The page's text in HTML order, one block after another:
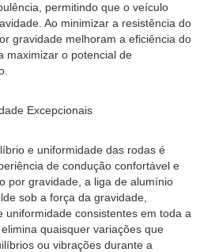
permitindo que o veículo
Ao minimizar a resistência do
gravidade melhoram a eficiência do
maximizar o potencial de
Excepcionais
e uniformidade das rodas é
de condução confortável e
por gravidade, a liga de alumínio
sob a força da gravidade,
uniformidade consistentes em toda a
quaisquer variações que
ou vibrações durante a